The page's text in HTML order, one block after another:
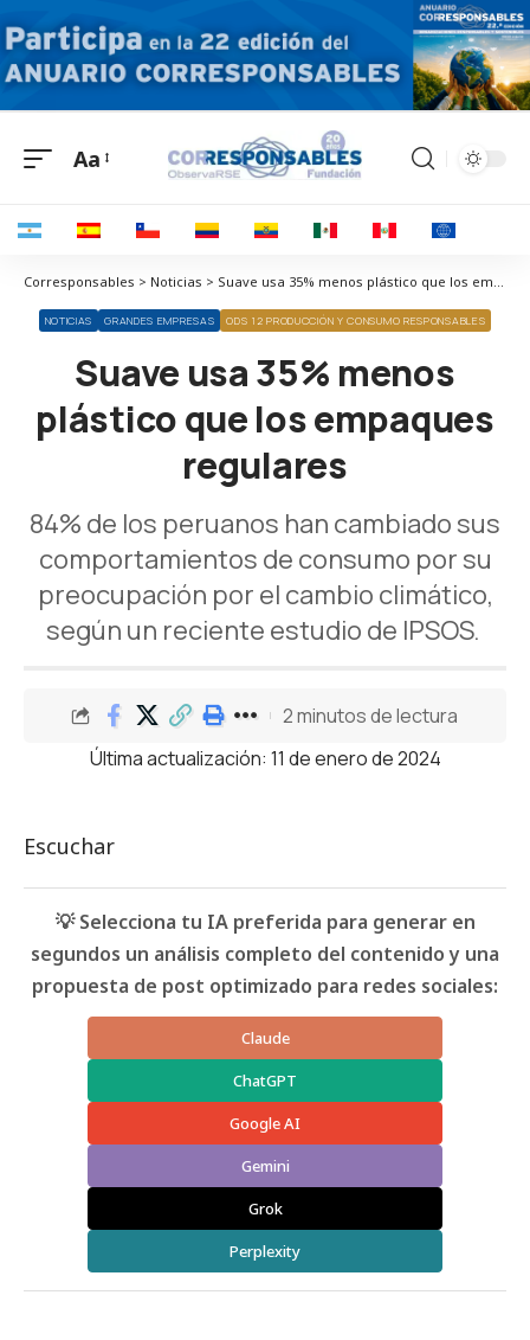
Aa
Corresponsables > Noticias > Suave usa 35% menos plástico que los empaques regulares
NOTICIAS GRANDES EMPRESAS ODS 12 PRODUCCIÓN Y CONSUMO RESPONSABLES
Suave usa 35% menos
plástico que los empaques
regulares
84% de los peruanos han cambiado sus
comportamientos de consumo por su
preocupación por el cambio climático,
según un reciente estudio de IPSOS.
Última actualización: 11 de enero de 2024
2 minutos de lectura
Escuchar
💡 Selecciona tu IA preferida para generar en
segundos un análisis completo del contenido y una
propuesta de post optimizado para redes sociales:
Claude
ChatGPT
Google AI
Gemini
Grok
Perplexity